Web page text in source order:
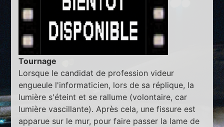
Tournage
Lorsque le candidat de profession videur
engueule l'informaticien, lors de sa réplique, la
lumière s'éteint et se rallume (volontaire, car
lumière vascillante). Après cela, une fissure est
apparue sur le mur, pour faire passer la lame de